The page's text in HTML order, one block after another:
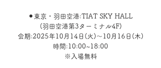
⚫︎東京・羽田空港:TIAT SKY HALL
(羽田空港第3ターミナル4F)
会期:2025年10月14日(火)〜10月16日(木)
時間:10:00~18:00
※入場無料